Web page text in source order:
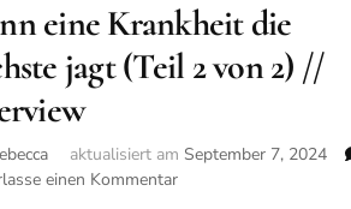
eine Krankheit die
jagt (Teil 2 von 2) //
aktualisiert am September 7, 2024
einen Kommentarzu